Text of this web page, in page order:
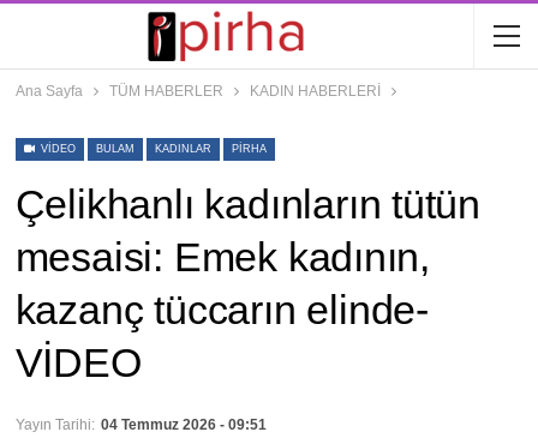
Ana Sayfa TÜM HABERLER KADIN HABERLERİ
VIDEO BULAM KADINLAR PIRHA
Çelikhanlı kadınların tütün
mesaisi: Emek kadının,
kazanç tüccarın elinde-
VİDEO
Yayın Tarihi: 04 Temmuz 2026 - 09:51